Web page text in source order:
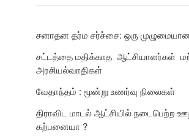
சனாதன தர்ம சர்ச்சை: ஒரு
சட்டத்தை மதிக்காத ஆட்சியாளர்கள்
அரசியல்வாதிகள்
வேதாந்தம் : மூன்று உணர்வு நிலைகள்
திராவிட மாடல் ஆட்சியில் நடைபெற்ற
கற்பனையா ?